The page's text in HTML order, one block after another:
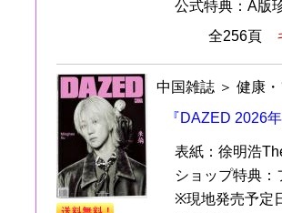
公式特典：A版
全256頁
中国雑誌 ＞ 健康
『DAZED 2026
表紙：徐明浩
ショップ特典：
※現地発売予定